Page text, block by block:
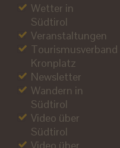
Wetter in
Südtirol
Veranstaltungen
Tourismusverband
Kronplatz
Newsletter
Wandern in
Südtirol
Video über
Südtirol
Video über